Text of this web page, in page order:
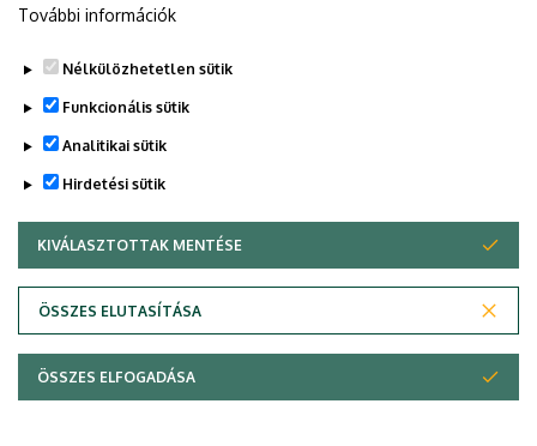
Adatvédelem
Copyright © 2026 Unideb
További információk
Nélkülözhetetlen sütik
Funkcionális sütik
Analitikai sütik
Hirdetési sütik
KIVÁLASZTOTTAK MENTÉSE
ÖSSZES ELUTASÍTÁSA
WITHDRAW CONSENT
ÖSSZES ELFOGADÁSA